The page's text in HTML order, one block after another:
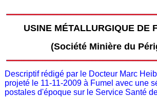
USINE MÉTALLURGIQUE DE
(Société Minière du
Descriptif rédigé par le Docteur Marc
projeté le 11-11-2009 à Fumel avec une
postales d'époque sur le Service Santé